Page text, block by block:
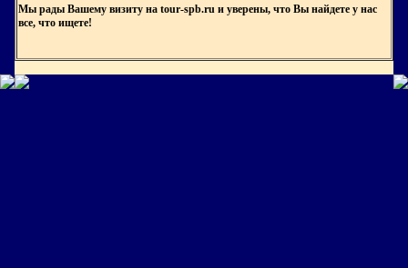
Мы рады Вашему визиту на tour-spb.ru и уверены, что Вы найдете у нас
все, что ищете!